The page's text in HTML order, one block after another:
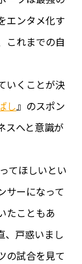
エンタメ化す
これまでの自
いくことが決
し』のスポン
スへと意識が
てほしいとい
サーになって
たこともあ
、戸惑いまし
の試合を見て